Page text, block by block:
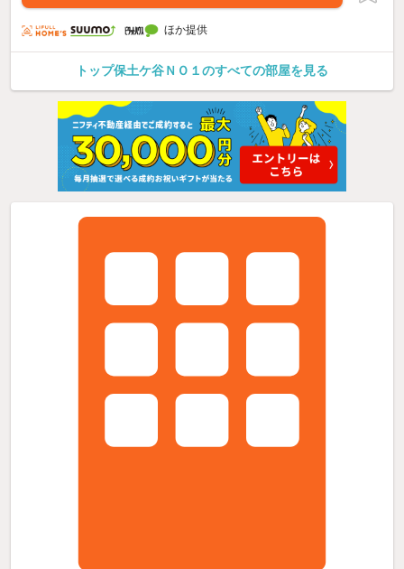
ほか提供
トップ保土ケ谷ＮＯ１のすべての部屋を見る